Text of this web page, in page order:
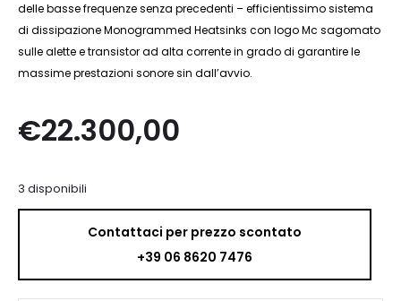
delle basse frequenze senza precedenti – efficientissimo sistema
di dissipazione Monogrammed Heatsinks con logo Mc sagomato
sulle alette e transistor ad alta corrente in grado di garantire le
massime prestazioni sonore sin dall’avvio.
€22.300,00
3 disponibili
Contattaci per prezzo scontato
+39 06 8620 7476